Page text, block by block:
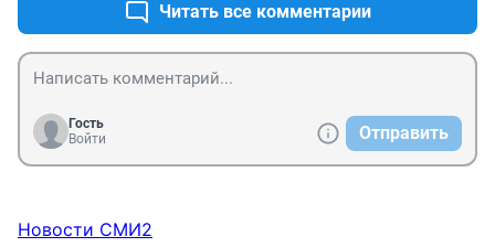
Читать все комментарии
Гость
Войти
Отправить
Новости СМИ2